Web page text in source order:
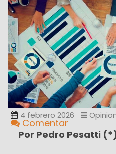
4 febrero 2026
Comentar
Por Pedro Pesatti